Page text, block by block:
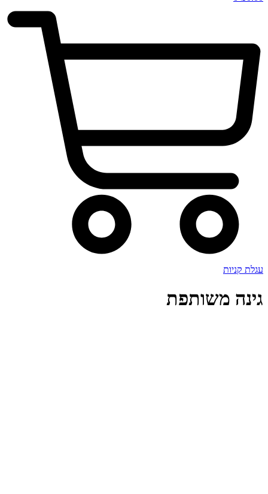
עגלת קניות
גינה משותפת